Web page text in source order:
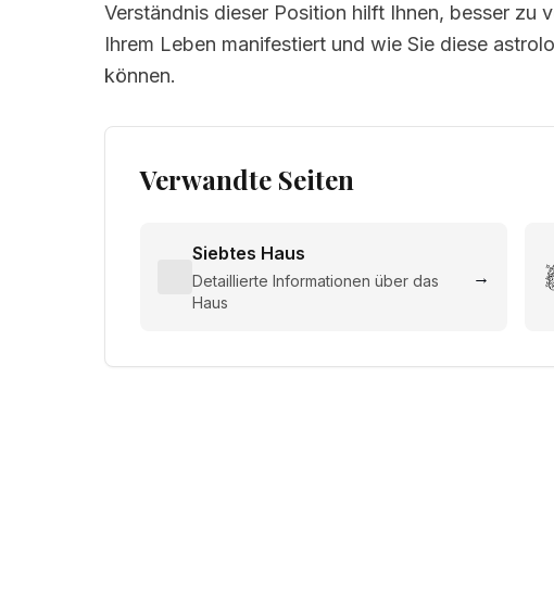
Verständnis dieser Position hilft Ihnen, besser zu
Ihrem Leben manifestiert und wie Sie diese
können.
Verwandte Seiten
Siebtes Haus
Detaillierte Informationen über das
Haus
→